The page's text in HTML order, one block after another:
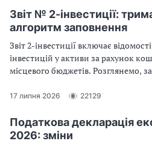
Звіт № 2-інвестиції:
алгоритм заповнення
Звіт 2-інвестиції включає
інвестицій у активи за рахунок
місцевого бюджетів. Розглянемо,
17 липня 2026 22129
Податкова декларація
2026: зміни